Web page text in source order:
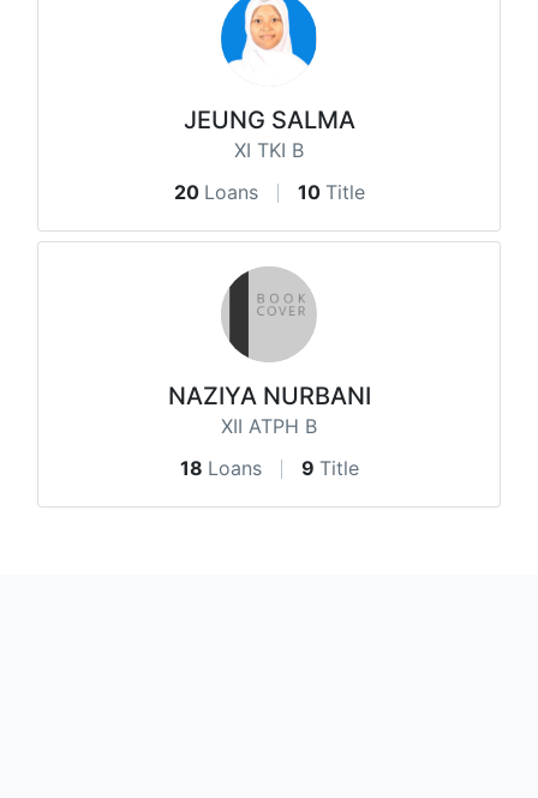
JEUNG SALMA
XI TKI B
20 Loans 10 Title
NAZIYA NURBANI
XII ATPH B
18 Loans 9 Title